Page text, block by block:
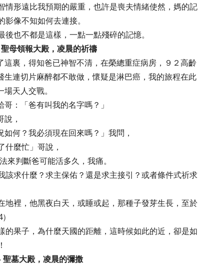
情形遠比我預期的嚴重，也許是喪夫情緒使然，媽的記
像不知如何去連接。
也不都是這樣，一點一點殘碎的記憶。
母領報大殿，凌晨的祈禱
這裏，得知爸已神智不清，在榮總重症病房，９２高齡
生連切片麻醉都不敢做，懷疑是淋巴癌，我的旅程在此
場天人交戰。
哥：「爸有叫我的名字嗎？」
說，
如何？我必須現在回來嗎？」我問，
什麼忙」哥說，
來判斷爸可能活多久，我痛。
該求什麼？求主保佑？還是求主接引？或者條件式祈求
地裡，他黑夜白天，或睡或起，那種子發芽生長，至於
的果子，為什麼天國的距離，這時候如此的近，卻是如
墓大殿，凌晨的彌撒